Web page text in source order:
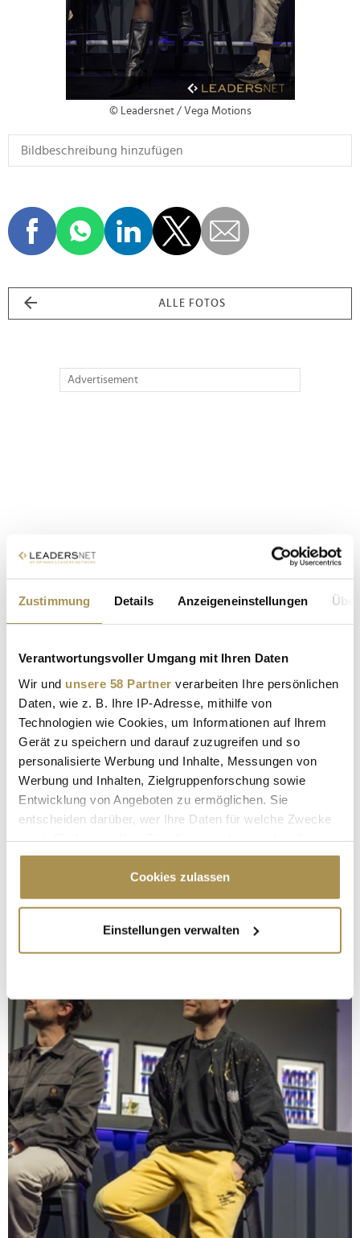
Zustimmung Details Anzeigeneinstellungen
Verantwortungsvoller Umgang mit Ihren Daten
Wir und unsere 58 Partner verarbeiten Ihre persönlichen
Daten, wie z. B. Ihre IP-Adresse, mithilfe von
Technologien wie Cookies, um Informationen auf Ihrem
Gerät zu speichern und darauf zuzugreifen und so
personalisierte Werbung und Inhalte, Messungen von
Werbung und Inhalten, Zielgruppenforschung sowie
Entwicklung von Angeboten zu ermöglichen. Sie
entscheiden darüber, wer Ihre Daten für welche Zwecke
Cookie-Erklärung oder durch Klicken auf das Privacy
Trigger Symbol ändern oder widerrufen
Informationen über Ihre geografische Lage
erfassen, welche bis auf einige Meter genau sein
bestimmten Merkmalen (Fingerprinting) identifizieren
Erfahren Sie mehr darüber, wie Ihre persönlichen Daten
verarbeitet werden, und legen Sie Ihre Präferenzen im
Abschnitt Einzelheitenfest.
Wir verwenden Cookies, um Inhalte und Anzeigen zu
personalisieren, Funktionen für soziale Medien anbieten
zu können und die Zugriffe auf unsere Website zu
analysieren. Außerdem geben wir Informationen zu Ihrer
Verwendung unserer Website an unsere Partner für
soziale Medien, Werbung und Analysen weiter. Unsere
Partner führen diese Informationen möglicherweise mit
Cookies zulassen
Einstellungen verwalten
© Leadersnet / Vega Motions
ALLE FOTOS
Advertisement